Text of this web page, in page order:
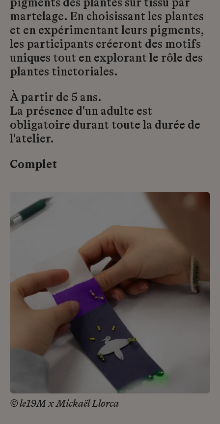
pigments des plantes sur tissu par
martelage. En choisissant les plantes
et en expérimentant leurs pigments,
les participants créeront des motifs
uniques tout en explorant le rôle des
plantes tinctoriales.
À partir de 5 ans.
La présence d'un adulte est
obligatoire durant toute la durée de
l'atelier.
Complet
© le19M x Mickaël Llorca